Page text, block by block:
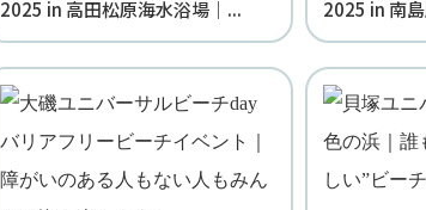
2025 in 高田松原海水浴場｜...
2025 in 南